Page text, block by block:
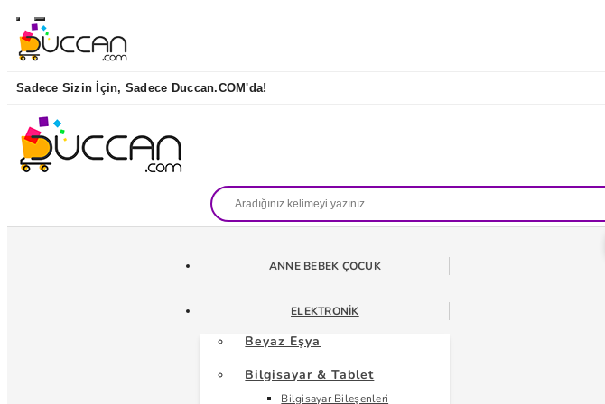
Sadece Sizin İçin, Sadece Duccan.COM'da!
ANNE BEBEK ÇOCUK
ELEKTRONIK
Beyaz Eşya
Bilgisayar & Tablet
Bilgisayar Bileşenleri